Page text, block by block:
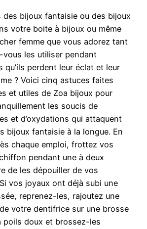
des bijoux fantaisie ou des bijoux
votre boite à bijoux ou même
femme que vous adorez tant
vous les utiliser pendant
qu’ils perdent leur éclat et leur
? Voici cinq astuces faites
et utiles de Zoa bijoux pour
les soucis de
et d’oxydations qui attaquent
bijoux fantaisie à la longue. En
chaque emploi, frottez vos
pendant une à deux
de les dépouiller de vos
vos joyaux ont déjà subi une
reprenez-les, rajoutez une
votre dentifrice sur une brosse
poils doux et brossez-les